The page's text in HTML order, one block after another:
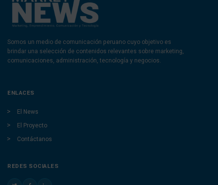
Somos un medio de comunicación peruano cuyo objetivo es
brindar una selección de contenidos relevantes sobre marketing,
comunicaciones, administración, tecnología y negocios.
ENLACES
El News
El Proyecto
Contáctanos
REDES SOCIALES